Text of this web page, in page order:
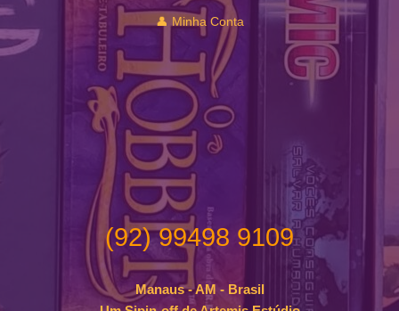
👤 Minha Conta
(92) 99498 9109
Manaus - AM - Brasil